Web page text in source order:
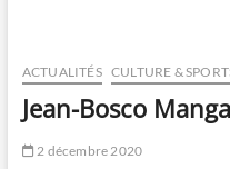
ACTUALITÉS CULTURE &
Jean-Bosco
2 décembre 2020